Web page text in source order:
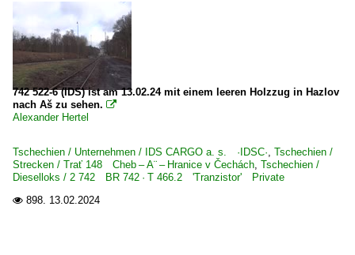
742 522-6 (IDS) ist am 13.02.24 mit einem leeren Holzzug in Hazlov
nach Aš zu sehen. 
Alexander Hertel
Tschechien / Unternehmen / IDS CARGO a. s. ·IDSC·, Tschechien /
Strecken / Trať 148 Cheb – A¨ – Hranice v Čechách, Tschechien /
Dieselloks / 2 742 BR 742 · T 466.2 'Tranzistor' Private
 898. 13.02.2024